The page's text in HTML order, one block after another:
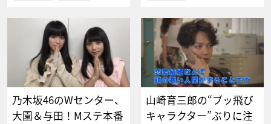
乃木坂46のWセンター、
大園＆与田！Mステ本番
山崎育三郎の“ブッ飛び
キャラクター”ぶりに注